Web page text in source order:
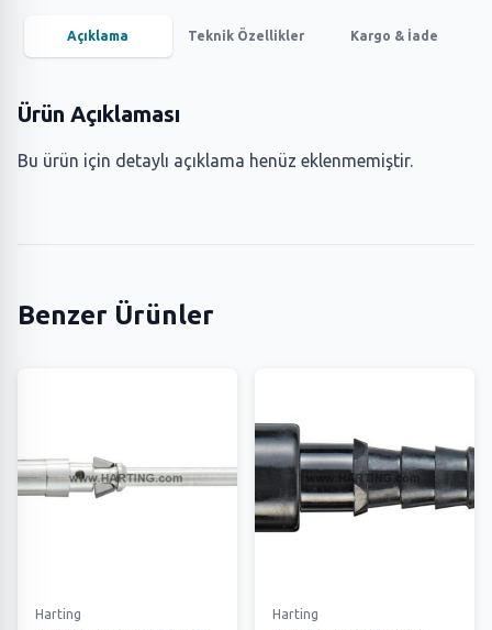
Açıklama Teknik Özellikler Kargo & İade
Ürün Açıklaması
Bu ürün için detaylı açıklama henüz eklenmemiştir.
Benzer Ürünler
Harting Harting